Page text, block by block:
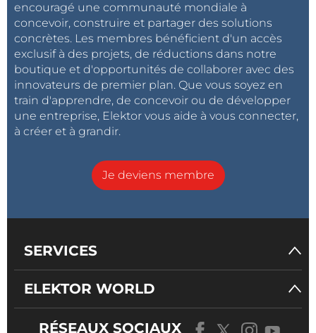
encouragé une communauté mondiale à
concevoir, construire et partager des solutions
concrètes. Les membres bénéficient d'un accès
exclusif à des projets, de réductions dans notre
boutique et d'opportunités de collaborer avec des
innovateurs de premier plan. Que vous soyez en
train d'apprendre, de concevoir ou de développer
une entreprise, Elektor vous aide à vous connecter,
à créer et à grandir.
Je deviens membre
SERVICES
ELEKTOR WORLD
RÉSEAUX SOCIAUX